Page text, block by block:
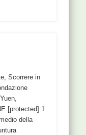
Scorrere in
[protected] 1
della